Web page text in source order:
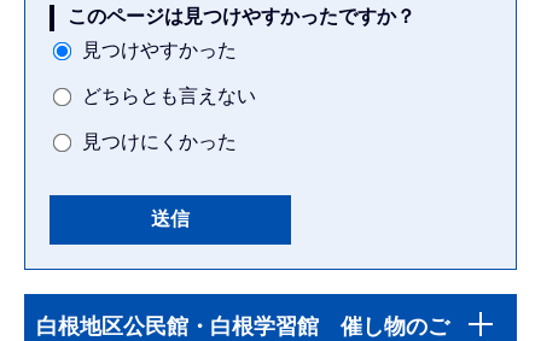
このページは見つけやすかったですか？
見つけやすかった
どちらとも言えない
見つけにくかった
文白根地区公民館・白根学習館 催し物のご